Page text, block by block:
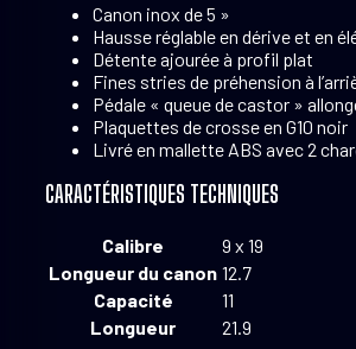
Canon inox de 5 »
Hausse réglable en dérive et en
Détente ajourée à profil plat
Fines stries de préhension à
Pédale « queue de castor »
Plaquettes de crosse en G10 noir
Livré en mallette ABS avec 2
CARACTÉRISTIQUES TECHNIQUES
Calibre
9 x 19
Longueur du canon 12.7
Capacité
11
Longueur
21.9